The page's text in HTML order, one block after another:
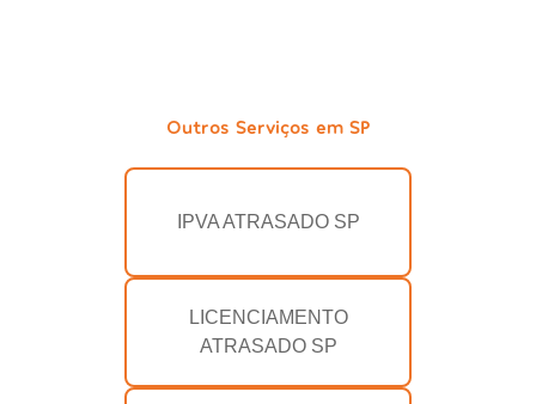
Outros Serviços em SP
IPVA ATRASADO SP
LICENCIAMENTO
ATRASADO SP